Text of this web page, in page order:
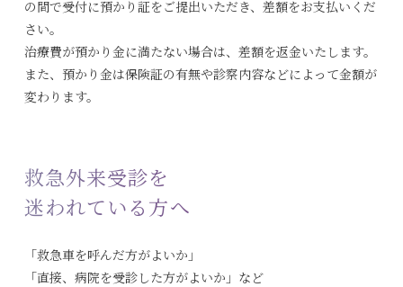
の間で受付に預かり証をご提出いただき、差額をお支払いくだ
さい。
治療費が預かり金に満たない場合は、差額を返金いたします。
また、預かり金は保険証の有無や診察内容などによって金額が
変わります。
救急外来受診を
迷われている方へ
「救急車を呼んだ方がよいか」
「直接、病院を受診した方がよいか」など